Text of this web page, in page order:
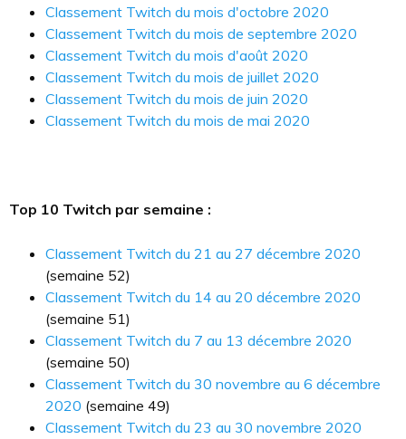
Classement Twitch du mois d'octobre 2020
Classement Twitch du mois de septembre 2020
Classement Twitch du mois d'août 2020
Classement Twitch du mois de juillet 2020
Classement Twitch du mois de juin 2020
Classement Twitch du mois de mai 2020
Top 10 Twitch par semaine :
Classement Twitch du 21 au 27 décembre 2020
(semaine 52)
Classement Twitch du 14 au 20 décembre 2020
(semaine 51)
Classement Twitch du 7 au 13 décembre 2020
(semaine 50)
Classement Twitch du 30 novembre au 6 décembre
2020 (semaine 49)
Classement Twitch du 23 au 30 novembre 2020